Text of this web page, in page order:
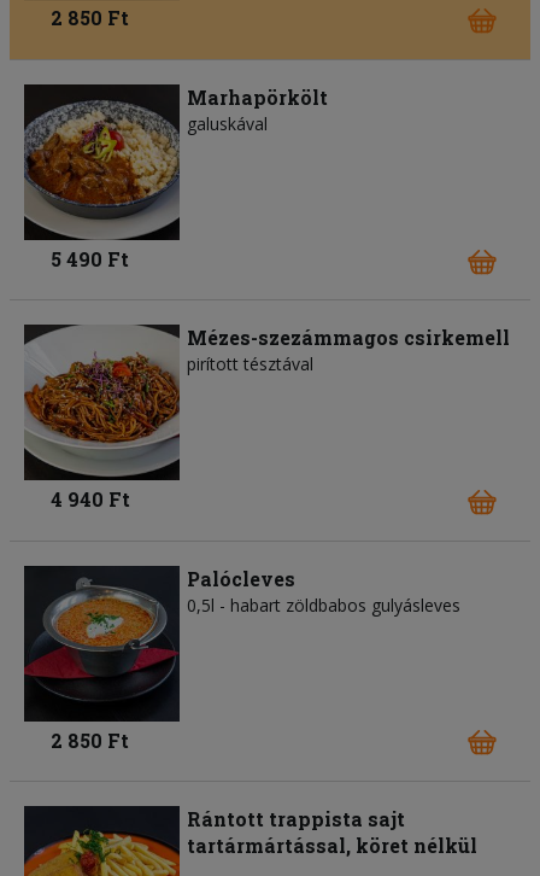
2 850 Ft
Marhapörkölt
galuskával
5 490 Ft
Mézes-szezámmagos csirkemell
pirított tésztával
4 940 Ft
Palócleves
0,5l - habart zöldbabos gulyásleves
2 850 Ft
Rántott trappista sajt
tartármártással, köret nélkül